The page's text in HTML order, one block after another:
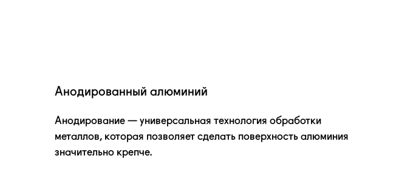
Анодированный алюминий
Анодирование — универсальная технология обработки
металлов, которая позволяет сделать поверхность алюминия
значительно крепче.